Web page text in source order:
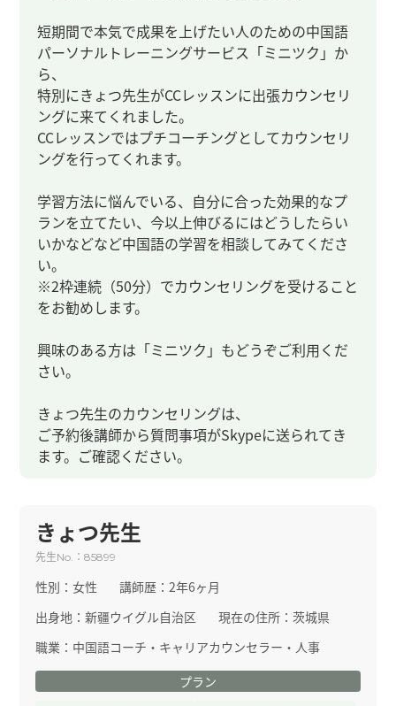
短期間で本気で成果を上げたい人のための中国語
パーソナルトレーニングサービス「ミニツク」か
ら、
特別にきょつ先生がCCレッスンに出張カウンセリ
ングに来てくれました。
CCレッスンではプチコーチングとしてカウンセリ
ングを行ってくれます。
学習方法に悩んでいる、自分に合った効果的なプ
ランを立てたい、今以上伸びるにはどうしたらい
いかなどなど中国語の学習を相談してみてくださ
い。
※2枠連続（50分）でカウンセリングを受けること
をお勧めします。
興味のある方は「ミニツク」もどうぞご利用くだ
さい。
きょつ先生のカウンセリングは、
ご予約後講師から質問事項がSkypeに送られてき
ます。ご確認ください。
きょつ先生
先生No. ：85899
性別：女性 講師歴：2年6ヶ月
出身地：新疆ウイグル自治区 現在の住所：茨城県
職業： 中国語コーチ・キャリアカウンセラー・人事
プラン